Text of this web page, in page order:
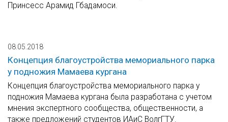
Принсесс Арамид Гбадамоси.
08.05.2018
Концепция благоустройства мемориального парка
у подножия Мамаева кургана
Концепция благоустройства мемориального парка у
подножия Мамаева кургана была разработана с учетом
мнения экспертного сообщества, общественности, а
также предложений студентов ИАиС ВолгГТУ.